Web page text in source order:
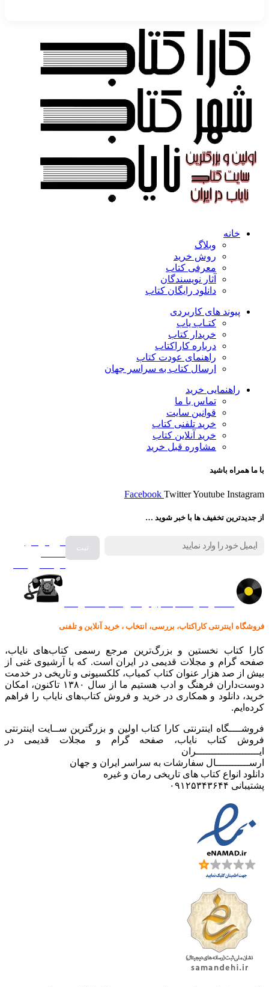
خانه
وبلاگ
روش خرید
معرفی کتاب
آثار نویسندگان
دانلود رایگان کتاب
پیوند های کاربردی
کتـاب یاب
خریدار کتاب
درباره کاراکتاب
راهنمای عودت کتاب
ارسال کتاب به سراسر جهان
راهنمایی خرید
تماس با ما
قوانین سایت
خرید تلفنی کتاب
خرید آنلاین کتاب
مشاوره قبل خرید
با ما همراه باشید
Facebook TwitterYoutube Instagram
از جدیدترین تخفیف ها با خبر شوید …
فروش انواع
فروشگاه اینترنتی کاراکتاب، بررسی، انتخاب ، خرید آنلاین و تلفنی
کارا کتاب نخستین و بزرگ‌ترین مرجع رسمی کتاب‌های نایاب،
صفحه گرام و مجلات قدیمی در ایران است. که با آرشیوی غنی از
بیش از صد هزار عنوان کتاب کمیاب، کلکسیونی و تاریخی در خدمت
دوست‌داران فرهنگ و ادب هستیم ما از سال ۱۳۸۰ تاکنون، امکان
خرید، دانلود و همکاری در خرید و فروش کتاب‌های نایاب را فراهم
کرده‌ایم.
فروشــــگاه اینترنتی کارا کتاب اولین و بزرگترین ســایت اینترنتی
فروش کتاب نایاب، صفحه گرام و مجلات قدیمی در
ایـــــــــــــــــــــران
ارســـــــــــال سفارشات به سراسر ایران و جهان
دانلود انواع کتاب های تاریخی رمان و غیره
پشتیبانی ۰۹۱۲۵۳۴۳۶۴۴